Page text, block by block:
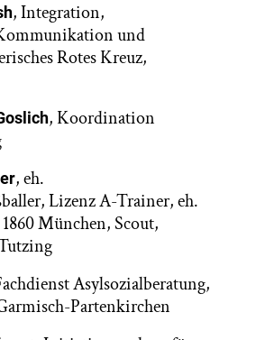
, Integration,
und
Rotes Kreuz,
, Koordination
, eh.
Lizenz A-Trainer, eh.
München, Scout,
Asylsozialberatung,
Partenkirchen